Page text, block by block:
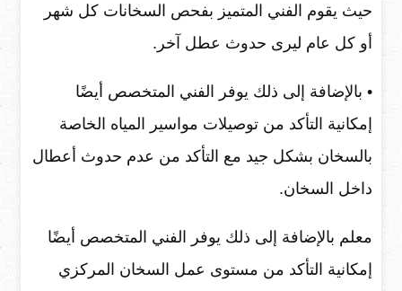
حيث يقوم الفني المتميز بفحص السخانات كل شهر
أو كل عام ليرى حدوث عطل آخر.
• بالإضافة إلى ذلك يوفر الفني المتخصص أيضًا
إمكانية التأكد من توصيلات مواسير المياه الخاصة
بالسخان بشكل جيد مع التأكد من عدم حدوث أعطال
داخل السخان.
معلم بالإضافة إلى ذلك يوفر الفني المتخصص أيضًا
إمكانية التأكد من مستوى عمل السخان المركزي